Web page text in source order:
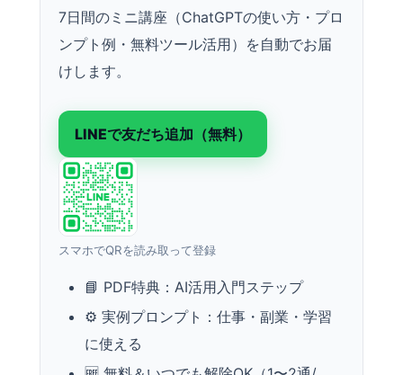
7日間のミニ講座（ChatGPTの使い方・プロ
ンプト例・無料ツール活用）を自動でお届
けします。
LINEで友だち追加（無料）
スマホでQRを読み取って登録
📘 PDF特典：AI活用入門ステップ
⚙️ 実例プロンプト：仕事・副業・学習
に使える